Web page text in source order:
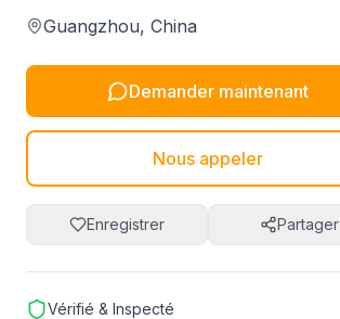
Guangzhou, China
Demander maintenant
Nous appeler
Enregistrer Partager
Vérifié & Inspecté